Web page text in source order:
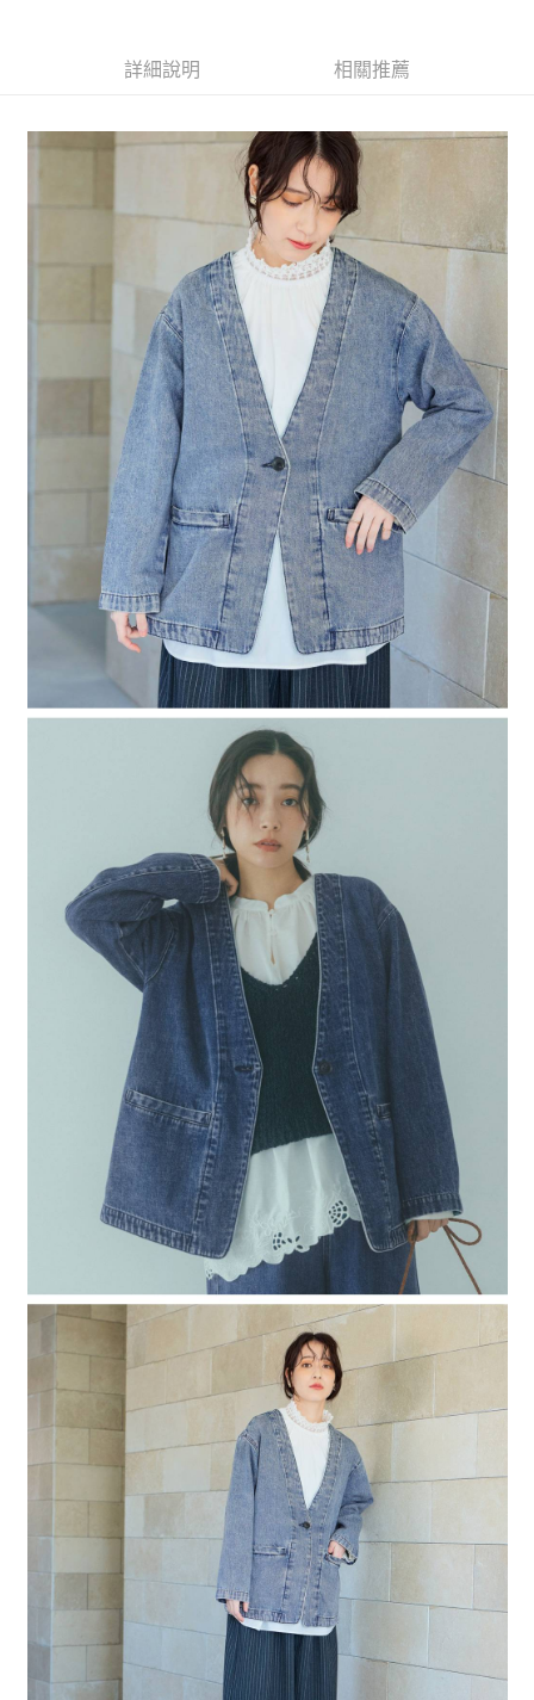
3.實際核准額度、可分期數及費用金額請依後續交易確認頁面所載為準。
4.訂單成立30分鐘內，如未前往確認交易或遇審核未通過，訂單將自動取
【繳款方式說明】
1.分期款項不併入電信帳單，「大哥付你分期」於每月結算日後寄送繳費提
2.透過簡訊連結打開帳單後，可選擇「超商條碼／台灣大直營門市／銀行轉
帳／街口支付／iPASS MONEY」等通路繳費。
1.本服務係由「台灣大哥大股份有限公司」（以下簡稱本公司）所提供，讓
用戶於交易時，得透過本服務購買商品或服務，並由商店將買賣／分期付款
買賣價金債權讓與本公司後，依約使用本公司帳單繳交帳款。
2.基於同意付款使用「大哥付你分期」之契約關係目的，商店將以您的個人
資料（包含姓名、電話或地址）提供予台灣大哥大進項蒐集、處理及利用，
由本公司與您本人進行分期帳單所需資料之確認、核對及更正。
3.完整用戶服務條款，請詳閱以下連結： https://oppay.tw/userRule
３．安心：先確認商品／服務後，再付款。
【「AFTEE先享後付」結帳流程】
１．於結帳方式選擇「AFTEE先享後付」後，將跳轉至「AFTEE先享後付」
結帳頁面，進行簡訊認證並確認金額後，即可完成結帳。
２．訂單成立數日內，您將收到繳費通知簡訊。
３．收到繳費通知簡訊後14天內，點擊此簡訊中的連結，可透過四大超商／
ATM／網路銀行／等多元方式進行付款，方視為交易完成。
※ 請注意：結帳手續完成當下不需立刻繳費，但若您需要取消訂單，請聯絡
購買商品的店家。未經商家同意取消之訂單仍視為有效，需透過AFTEE先享
後付繳納相關費用。
※ 交易是否成功請以「AFTEE先享後付 」之結帳頁面顯示為準，若有關於
是否繳費成功／繳費後需取消欲退款等相關疑問，請聯繫「AFTEE先享後付
https://netprotections.freshdesk.com/support/home
１．透過由恩沛科技股份有限公司提供之「AFTEE先享後付」服務完成之交
易，需依本服務之必要範圍內提供個人資料，並將交易相關給付款項請求債
權轉讓予恩沛科技股份有限公司。
２．關於個人資料處理事宜，請瀏覽以下網址：https://aftee.tw/terms/#terms3
３．未成年的使用者請事先徵得法定代理人或監護人之同意方可使用
「AFTEE先享後付」，若未經同意申辦者引起之損失，本公司不負相關責
任。
４．使用「AFTEE先享後付」時，將依據個別帳號之用戶狀況，依本公司即
時審查核予不同之上限額度；若仍有額度不足之情形，本公司將視審查結果
請求用戶進行身份認證。
５．嚴禁一人註冊多個帳號或使用他人資訊註冊。若發現惡意使用之情形，
恩沛科技股份有限公司將有權停止該用戶之使用額度並採取法律行動。
每筆NT$80，滿NT$1,500(含以上)免運費
每筆NT$80，滿NT$1,500(含以上)免運費
每筆NT$80，滿NT$1,500(含以上)免運費
付款後 7-11取貨
每筆NT$80，滿NT$1,500(含以上)免運費
每筆NT$80，滿NT$1,500(含以上)免運費
詳細說明 相關推薦